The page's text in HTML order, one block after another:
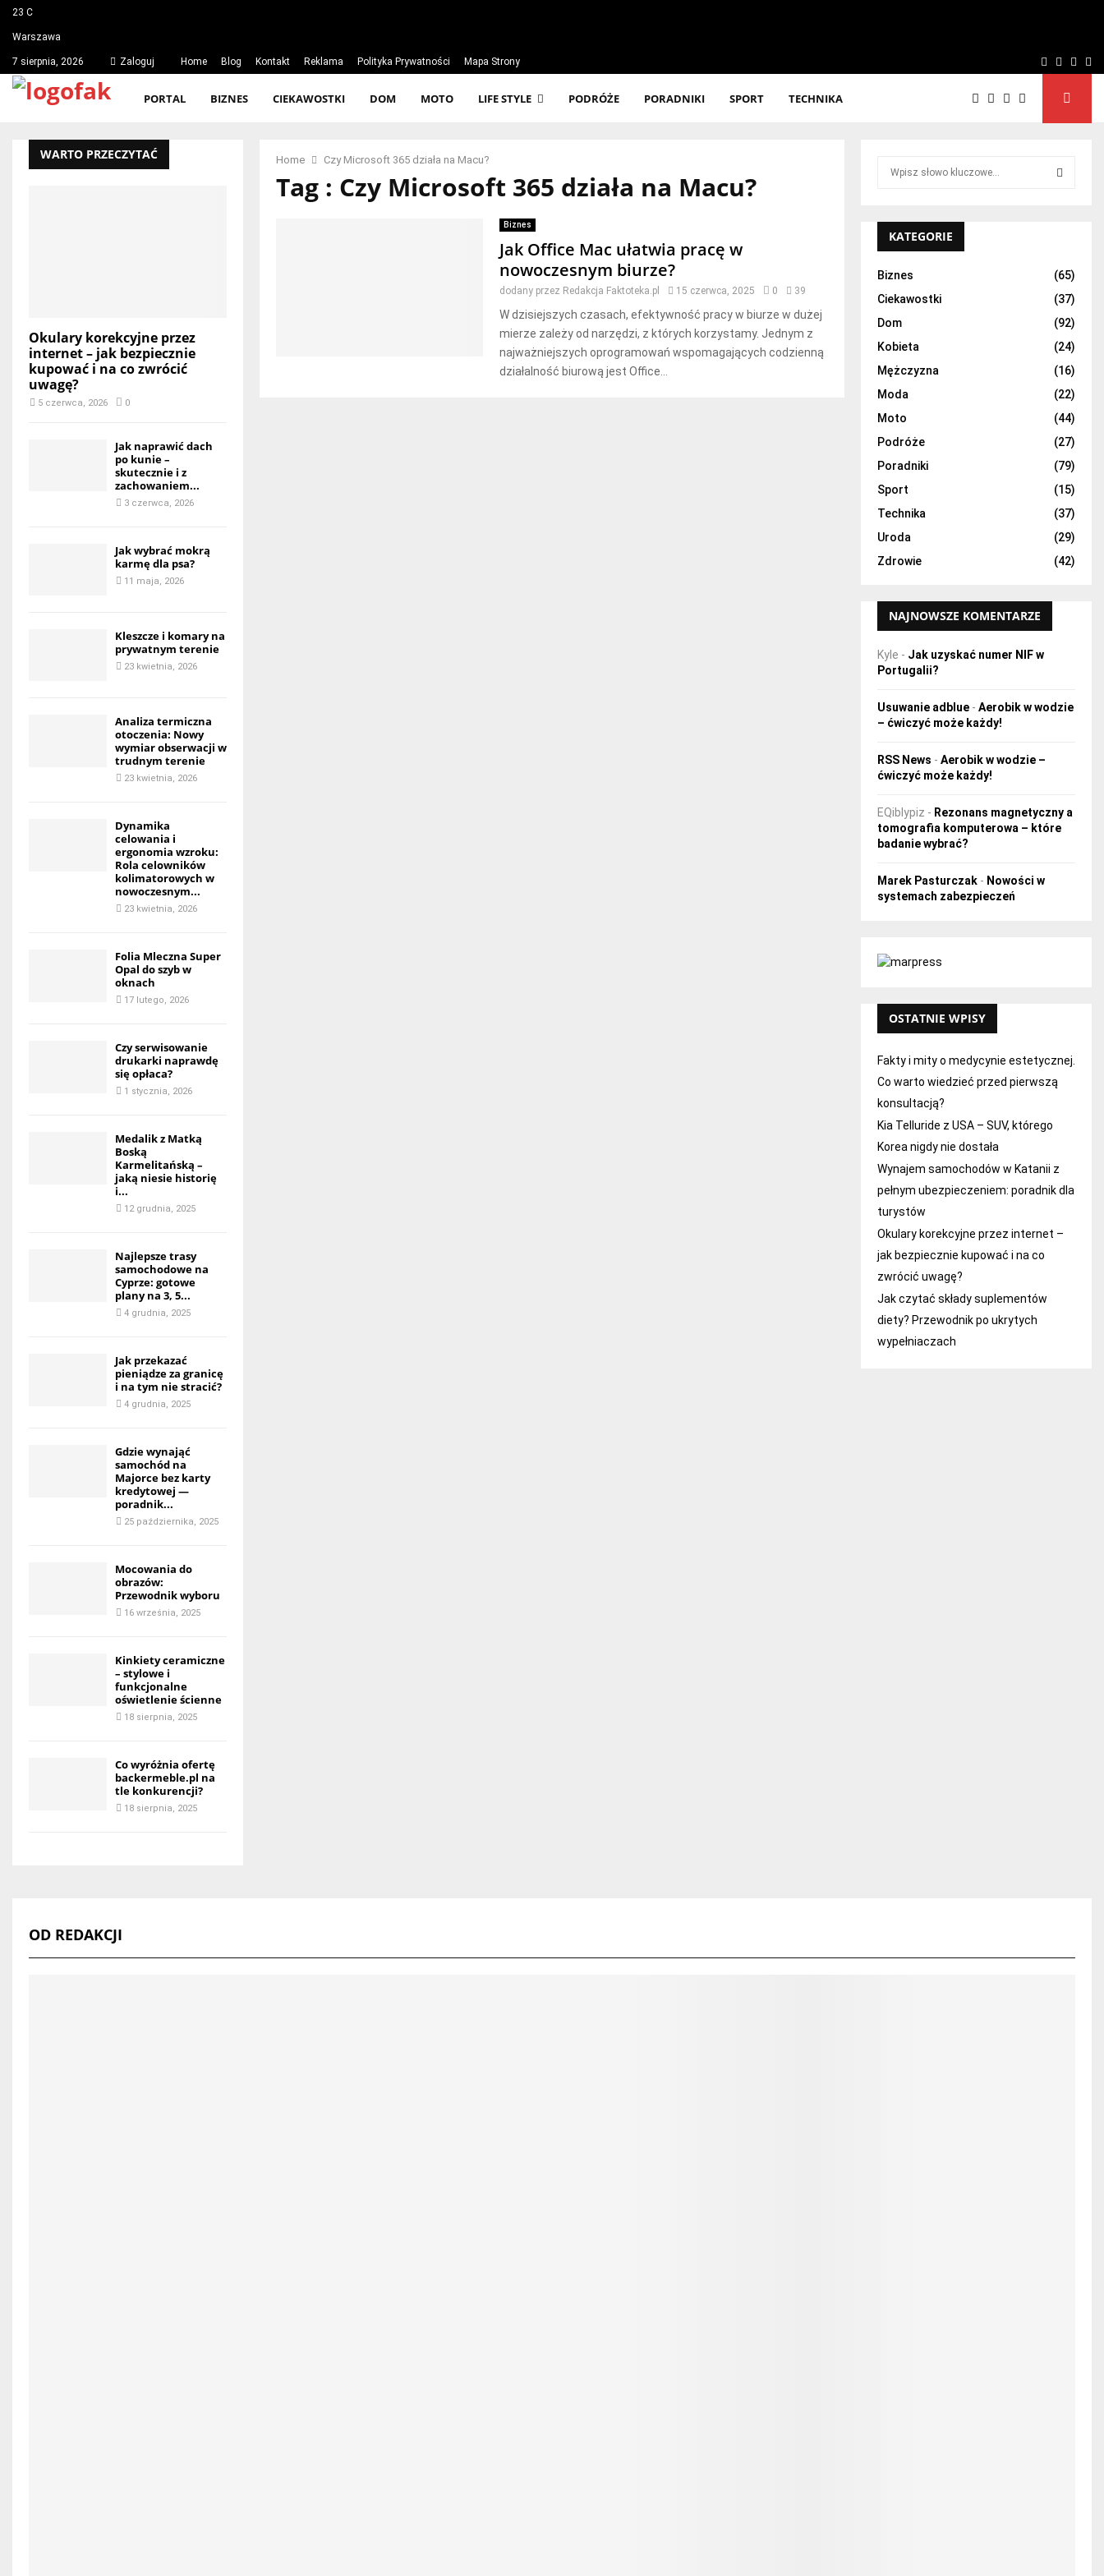
23 C
Warszawa
7 sierpnia, 2026 Zaloguj Home Blog Kontakt Reklama Polityka Prywatności Mapa Strony Facebook
Twitter
PORTAL BIZNES CIEKAWOSTKI DOM MOTO LIFE STYLE PODRÓŻE PORADNIKI SPORT TECHNIKA
Home Czy Microsoft 365 działa na Macu?
Tag : Czy Microsoft 365 działa na Macu?
Biznes
Jak Office Mac ułatwia pracę w
nowoczesnym biurze?
dodany przez Redakcja Faktoteka.pl 15 czerwca, 2025 0 39
W dzisiejszych czasach, efektywność pracy w biurze w dużej
mierze zależy od narzędzi, z których korzystamy. Jednym z
najważniejszych oprogramowań wspomagających codzienną
działalność biurową jest Office...
WARTO PRZECZYTAĆ
Okulary korekcyjne przez
internet – jak bezpiecznie
kupować i na co zwrócić
uwagę?
5 czerwca, 2026 0
Jak naprawić dach
po kunie –
skutecznie i z
zachowaniem...
3 czerwca, 2026
Jak wybrać mokrą
karmę dla psa?
11 maja, 2026
Kleszcze i komary na
prywatnym terenie
23 kwietnia, 2026
Analiza termiczna
otoczenia: Nowy
wymiar obserwacji w
trudnym terenie
23 kwietnia, 2026
Dynamika
celowania i
ergonomia wzroku:
Rola celowników
kolimatorowych w
nowoczesnym...
23 kwietnia, 2026
Folia Mleczna Super
Opal do szyb w
oknach
17 lutego, 2026
Czy serwisowanie
drukarki naprawdę
się opłaca?
1 stycznia, 2026
Medalik z Matką
Boską
Karmelitańską –
jaką niesie historię
i...
12 grudnia, 2025
Najlepsze trasy
samochodowe na
Cyprze: gotowe
plany na 3, 5...
4 grudnia, 2025
Jak przekazać
pieniądze za granicę
i na tym nie stracić?
4 grudnia, 2025
Gdzie wynająć
samochód na
Majorce bez karty
kredytowej —
poradnik...
25 października, 2025
Mocowania do
obrazów:
Przewodnik wyboru
16 września, 2025
Kinkiety ceramiczne
– stylowe i
funkcjonalne
oświetlenie ścienne
18 sierpnia, 2025
Co wyróżnia ofertę
backermeble.pl na
tle konkurencji?
18 sierpnia, 2025
h
f
r
:
A
R
H
KATEGORIE
Biznes
(65)
Ciekawostki
(37)
Dom
(92)
Kobieta
(24)
Mężczyzna
(16)
Moda
(22)
Moto
(44)
Podróże
(27)
Poradniki
(79)
Sport
(15)
Technika
(37)
Uroda
(29)
Zdrowie
(42)
NAJNOWSZE KOMENTARZE
Kyle - Jak uzyskać numer NIF w
Portugalii?
Usuwanie adblue- Aerobik w wodzie
– ćwiczyć może każdy!
RSS News - Aerobik w wodzie –
ćwiczyć może każdy!
EQiblypiz - Rezonans magnetyczny a
tomografia komputerowa – które
badanie wybrać?
Marek Pasturczak- Nowości w
systemach zabezpieczeń
OSTATNIE WPISY
Fakty i mity o medycynie estetycznej.
Co warto wiedzieć przed pierwszą
konsultacją?
Kia Telluride z USA – SUV, którego
Korea nigdy nie dostała
Wynajem samochodów w Katanii z
pełnym ubezpieczeniem: poradnik dla
turystów
Okulary korekcyjne przez internet –
jak bezpiecznie kupować i na co
zwrócić uwagę?
Jak czytać składy suplementów
diety? Przewodnik po ukrytych
wypełniaczach
OD REDAKCJI